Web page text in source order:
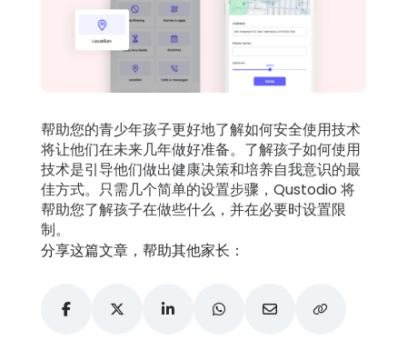
帮助您的青少年孩子更好地了解如何安全使用技术
将让他们在未来几年做好准备。了解孩子如何使用
技术是引导他们做出健康决策和培养自我意识的最
佳方式。只需几个简单的设置步骤，Qustodio 将
帮助您了解孩子在做些什么，并在必要时设置限
制。
分享这篇文章，帮助其他家长：